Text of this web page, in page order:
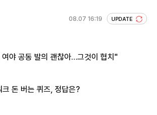
08.07 16:19 UPDATE
야 공동 발의 괜찮아…그것이 협치"
돈 버는 퀴즈, 정답은?